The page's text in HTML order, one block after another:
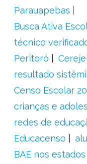
Parauapebas
Busca Ativa
técnico
Peritoró
resultado
Censo Escolar
crianças e
redes de
Educacenso
BAE nos estados